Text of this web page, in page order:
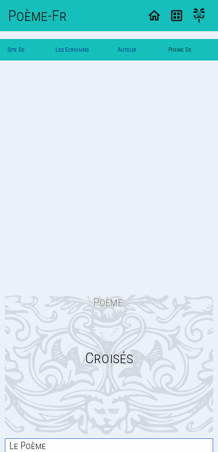
Poème-Fr
Site De Les Ecrivains Auteur Poeme De
Poème:
Croisés
Le Poème